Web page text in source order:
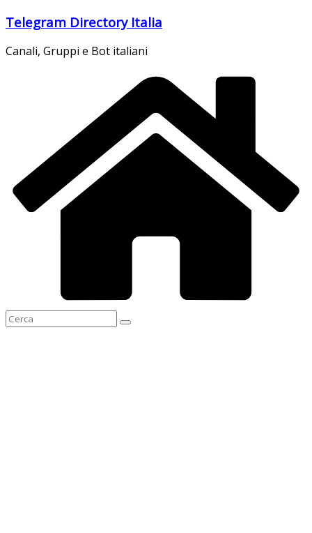
Salta
contenuto
Telegram Directory Italia
Canali, Gruppi e Bot italiani